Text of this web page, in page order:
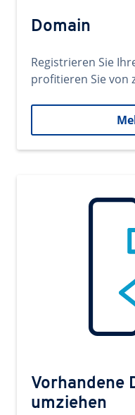
Domain
Registrieren Sie
profitieren Sie von
Vorhandene
umziehen